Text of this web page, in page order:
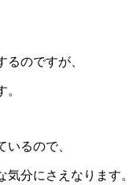
のですが、
るので、
分にさえなります。